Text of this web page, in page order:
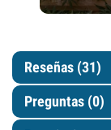
Reseñas (31)
Preguntas (0)